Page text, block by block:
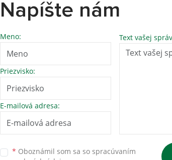
Napíšte nám
Meno:
Priezvisko:
E-mailová adresa:
Text vašej
* Oboznámil som sa so spracúvaním